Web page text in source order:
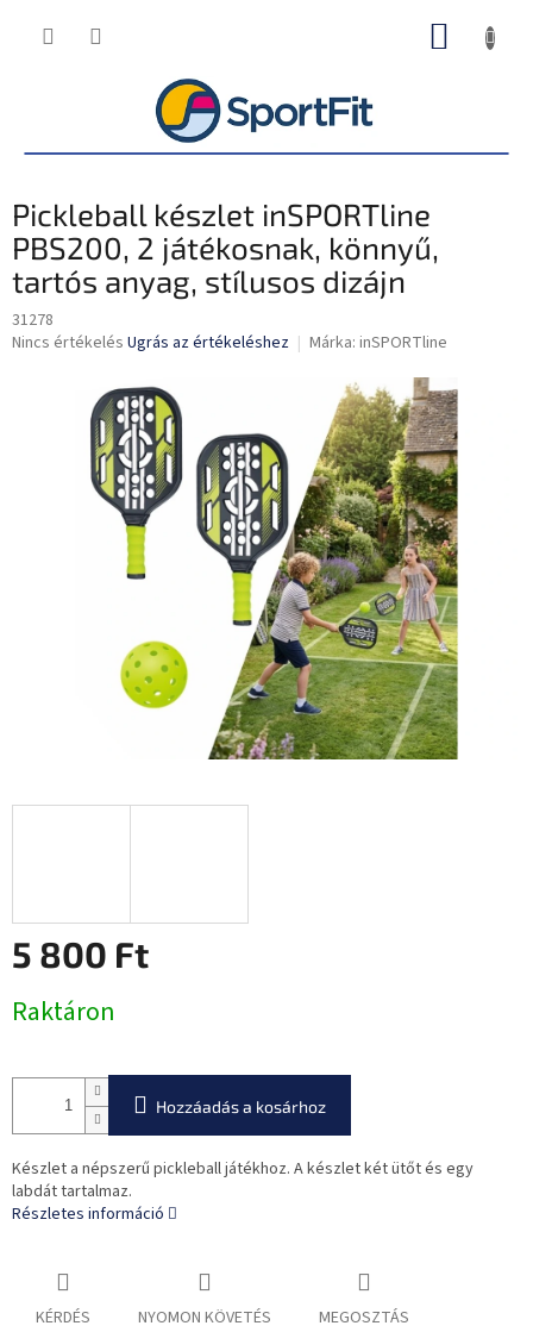
KOSÁR
Pickleball készlet inSPORTline
PBS200, 2 játékosnak, könnyű,
tartós anyag, stílusos dizájn
31278
A
Nincs értékelés Ugrás az értékeléshez Márka: inSPORTline
5 800 Ft
Raktáron
Hozzáadás a kosárhoz
Készlet a népszerű pickleball játékhoz. A készlet két ütőt és egy
labdát tartalmaz.
Részletes információ
KÉRDÉS NYOMON KÖVETÉS MEGOSZTÁS